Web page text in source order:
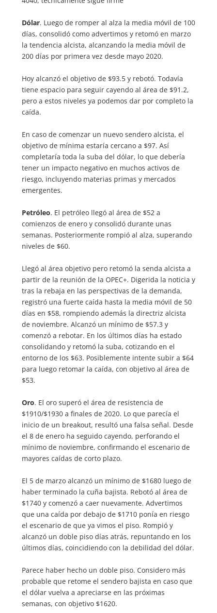
Dólar. Luego de romper al alza la media móvil de 100
días, consolidó como advertimos y retomó en marzo
la tendencia alcista, alcanzando la media móvil de
200 días por primera vez desde mayo 2020.
Hoy alcanzó el objetivo de $93.5 y rebotó. Todavía
tiene espacio para seguir cayendo al área de $91.2,
pero a estos niveles ya podemos dar por completo la
caída.
En caso de comenzar un nuevo sendero alcista, el
objetivo de mínima estaría cercano a $97. Así
completaría toda la suba del dólar, lo que debería
tener un impacto negativo en muchos activos de
riesgo, incluyendo materias primas y mercados
emergentes.
Petróleo. El petróleo llegó al área de $52 a
comienzos de enero y consolidó durante unas
semanas. Posteriormente rompió al alza, superando
niveles de $60.
Llegó al área objetivo pero retomó la senda alcista a
partir de la reunión de la OPEC+. Digerida la noticia y
tras la rebaja en las perspectivas de la demanda,
registró una fuerte caída hasta la media móvil de 50
días en $58, rompiendo además la directriz alcista
de noviembre. Alcanzó un mínimo de $57.3 y
comenzó a rebotar. En los últimos días ha estado
consolidando y retomó la suba, cotizando en el
entorno de los $63. Posiblemente intente subir a $64
para luego retomar la caída, con objetivo al área de
$53.
Oro. El oro superó el área de resistencia de
$1910/$1930 a finales de 2020. Lo que parecía el
inicio de un breakout, resultó una falsa señal. Desde
el 8 de enero ha seguido cayendo, perforando el
mínimo de noviembre, confirmando el escenario de
mayores caídas de corto plazo.
El 5 de marzo alcanzó un mínimo de $1680 luego de
haber terminado la cuña bajista. Rebotó al área de
$1740 y comenzó a caer nuevamente. Advertimos
que una caída por debajo de $1710 ponía en riesgo
el escenario de que ya vimos el piso. Rompió y
alcanzó un doble piso días atrás, repuntando en los
últimos días, coincidiendo con la debilidad del dólar.
Parece haber hecho un doble piso. Considero más
probable que retome el sendero bajista en caso que
el dólar vuelva a apreciarse en las próximas
semanas, con objetivo $1620.